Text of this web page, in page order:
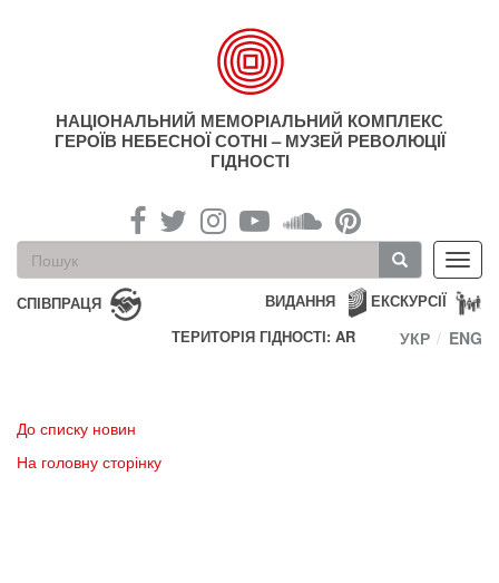
НАЦІОНАЛЬНИЙ МЕМОРІАЛЬНИЙ КОМПЛЕКС
ГЕРОЇВ НЕБЕСНОЇ СОТНІ – МУЗЕЙ РЕВОЛЮЦІЇ
ГІДНОСТІ
Пошукова
форма
Пошук
СПІВПРАЦЯ ЕКСКУРСІЇ
ВИДАННЯ
ТЕРИТОРІЯ ГІДНОСТІ: AR
УКР ENG
До списку новин
На головну сторінку